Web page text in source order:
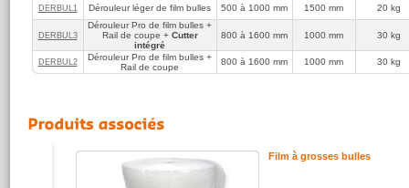
(réf:DERBUL2)
Dérouleur de papier bulle très costaud et surtout très bien
pensé puisque la largeur peut s'adapter
DERBUL1 Dérouleur léger de film bulles 500 à 1000 mm 1500 mm 20 kg
DERBUL3
Dérouleur Pro de film bulles +
Rail de coupe + Cutter
intégré
800 à 1600 mm 1000 mm 30 kg
DERBUL2
Dérouleur Pro de film bulles +
Rail de coupe
800 à 1600 mm 1000 mm 30 kg
Film à grosses bulles